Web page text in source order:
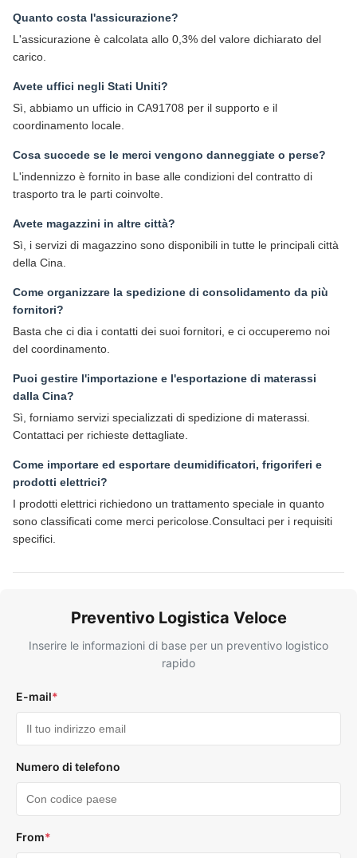
Quanto costa l'assicurazione?
L'assicurazione è calcolata allo 0,3% del valore dichiarato del
carico.
Avete uffici negli Stati Uniti?
Sì, abbiamo un ufficio in CA91708 per il supporto e il
coordinamento locale.
Cosa succede se le merci vengono danneggiate o perse?
L'indennizzo è fornito in base alle condizioni del contratto di
trasporto tra le parti coinvolte.
Avete magazzini in altre città?
Sì, i servizi di magazzino sono disponibili in tutte le principali città
della Cina.
Come organizzare la spedizione di consolidamento da più
fornitori?
Basta che ci dia i contatti dei suoi fornitori, e ci occuperemo noi
del coordinamento.
Puoi gestire l'importazione e l'esportazione di materassi
dalla Cina?
Sì, forniamo servizi specializzati di spedizione di materassi.
Contattaci per richieste dettagliate.
Come importare ed esportare deumidificatori, frigoriferi e
prodotti elettrici?
I prodotti elettrici richiedono un trattamento speciale in quanto
sono classificati come merci pericolose.Consultaci per i requisiti
specifici.
Preventivo Logistica Veloce
Inserire le informazioni di base per un preventivo logistico
rapido
E-mail*
Numero di telefono
From*